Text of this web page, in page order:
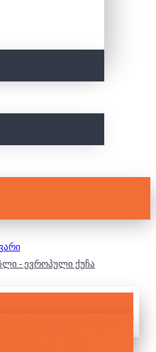
- ევროპული ქუჩა
ᲤᲐᲖᲚᲘ -
ᲥᲣᲩᲐ